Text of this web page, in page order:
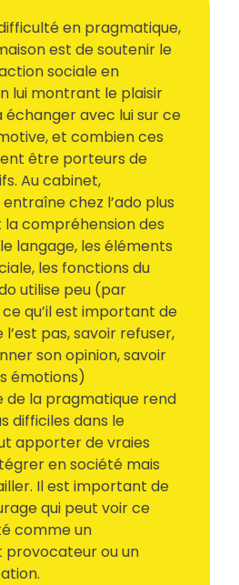
en pragmatique,
est de soutenir le
sociale en
lui montrant le plaisir
échanger avec lui sur ce
et combien ces
être porteurs de
Au cabinet,
chez l’ado plus
compréhension des
langage, les éléments
les fonctions du
utilise peu (par
qu’il est important de
pas, savoir refuser,
son opinion, savoir
émotions)
de la pragmatique rend
difficiles dans le
apporter de vraies
en société mais
Il est important de
qui peut voir ce
comme un
ou un